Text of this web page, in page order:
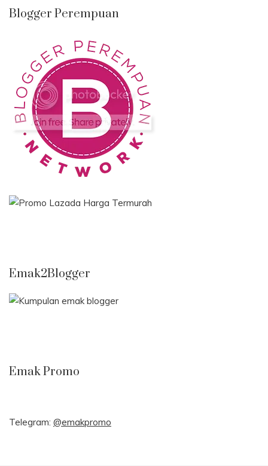
Blogger Perempuan
Emak2Blogger
Emak Promo
Telegram: @emakpromo